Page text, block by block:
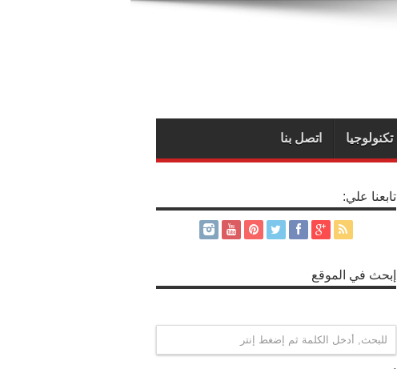
تكنولوجيا اتصل بنا
تابعنا علي:
إبحث في الموقع